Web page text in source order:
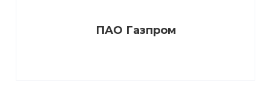
ПАО Газпром